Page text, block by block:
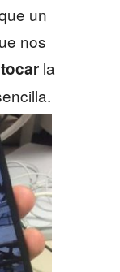
un
nos
la